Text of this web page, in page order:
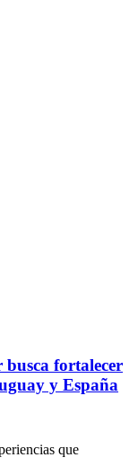
fortalecer
y España
que